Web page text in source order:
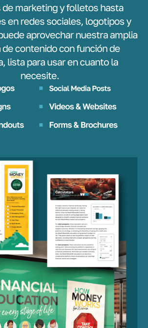
marketing y folletos hasta
en redes sociales, logotipos y
aprovechar nuestra amplia
contenido con función de
lista para usar en cuanto la
necesite.